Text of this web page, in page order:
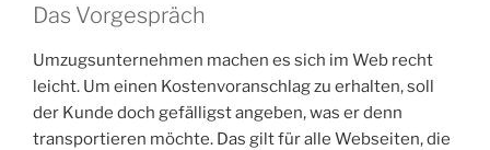
Das Vorgespräch
Umzugsunternehmen machen es sich im Web recht
leicht. Um einen Kostenvoranschlag zu erhalten, soll
der Kunde doch gefälligst angeben, was er denn
transportieren möchte. Das gilt für alle Webseiten, die